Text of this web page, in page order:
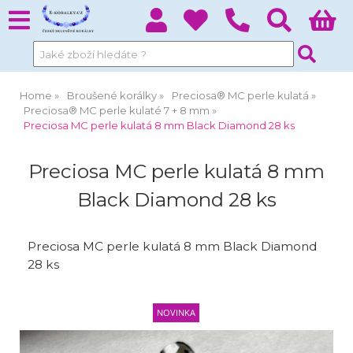
Home Broušené korálky
Preciosa® MC perle kulatá
Preciosa® MC perle kulaté 7 + 8 mm
Preciosa MC perle kulatá 8 mm Black Diamond 28 ks
Preciosa MC perle kulatá 8 mm
Black Diamond 28 ks
Preciosa MC perle kulatá 8 mm Black Diamond
28 ks